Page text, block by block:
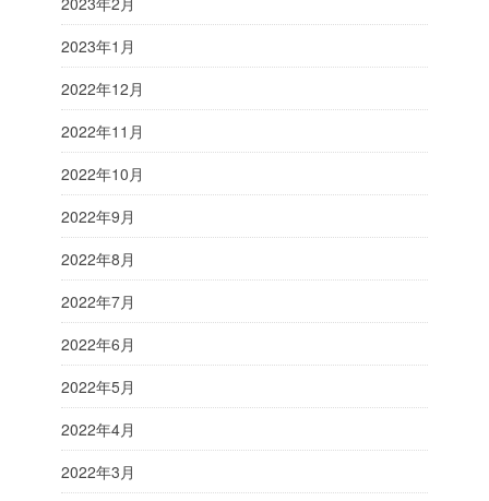
2023年1月
2022年12月
2022年11月
2022年10月
2022年9月
2022年8月
2022年7月
2022年6月
2022年5月
2022年4月
2022年3月